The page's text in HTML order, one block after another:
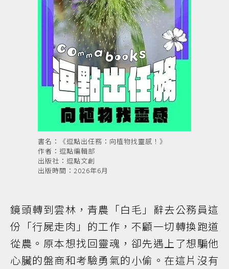
書名：《逗點出任務：向植物找靈感！》
作者：逗點編輯部
出版社：逗點文創
出版時間：2026年6月
鏡頭轉到雲林，青農「白毛」辭去公務員這
份「行屍走肉」的工作，不顧一切轉換跑道
從農。原本想找回靈魂，卻先遇上了想騙他
心臟的盤商和考驗勇氣的小偷。在這片沒有